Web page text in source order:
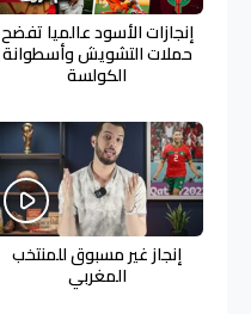
إنجازات الأسود عالميا تفضح
حملات التشويش وأسطوانة
الكولسة
إنجاز غير مسبوق للمنتخب
المغربي